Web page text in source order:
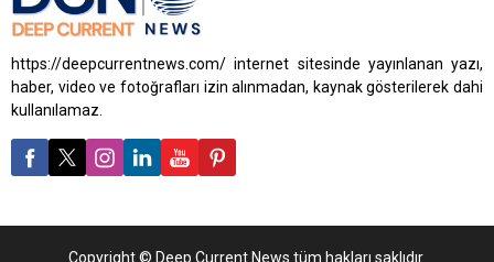
https://deepcurrentnews.com/ internet sitesinde yayınlanan yazı,
haber, video ve fotoğrafları izin alınmadan, kaynak gösterilerek dahi
kullanılamaz.
Copyright © Deep Current News tüm hakları saklıdır.